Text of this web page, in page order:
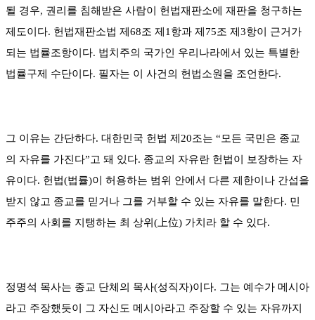
될 경우, 권리를 침해받은 사람이 헌법재판소에 재판을 청구하는
제도이다. 헌법재판소법 제68조 제1항과 제75조 제3항이 근거가
되는 법률조항이다. 법치주의 국가인 우리나라에서 있는 특별한
법률구제 수단이다. 필자는 이 사건의 헌법소원을 조언한다.
그 이유는 간단하다. 대한민국 헌법 제20조는 “모든 국민은 종교
의 자유를 가진다”고 돼 있다. 종교의 자유란 헌법이 보장하는 자
유이다. 헌법(법률)이 허용하는 범위 안에서 다른 제한이나 간섭을
받지 않고 종교를 믿거나 그를 거부할 수 있는 자유를 말한다. 민
주주의 사회를 지탱하는 최 상위(上位) 가치라 할 수 있다.
정명석 목사는 종교 단체의 목사(성직자)이다. 그는 예수가 메시아
라고 주장했듯이 그 자신도 메시아라고 주장할 수 있는 자유까지